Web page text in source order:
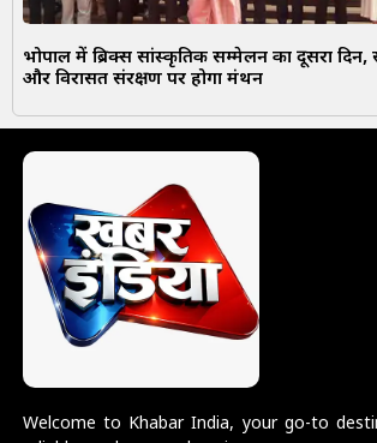
भोपाल में ब्रिक्स सांस्कृतिक सम्मेलन का दूसरा
और विरासत संरक्षण पर होगा मंथन
Welcome to Khabar India, your go-to